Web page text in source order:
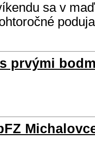
sa v
prvými